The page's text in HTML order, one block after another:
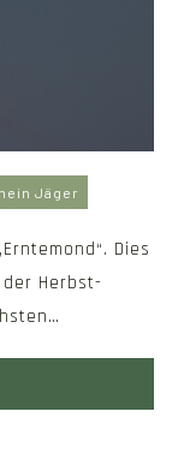
Jäger
Dies
Herbst-